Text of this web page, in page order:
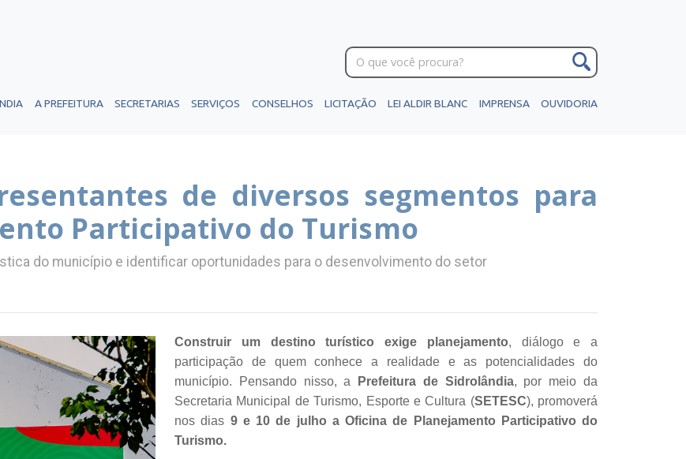
A PREFEITURA SECRETARIAS SERVIÇOS CONSELHOS LICITAÇÃO LEI ALDIR BLANC IMPRENSA OUVIDORIA
de diversos segmentos para
Participativo do Turismo
do município e identificar oportunidades para o desenvolvimento do setor
Construir um destino turístico exige planejamento, diálogo e a
participação de quem conhece a realidade e as potencialidades do
município. Pensando nisso, a Prefeitura de Sidrolândia, por meio da
Secretaria Municipal de Turismo, Esporte e Cultura (SETESC), promoverá
nos dias 9 e 10 de julho a Oficina de Planejamento Participativo do
Turismo.